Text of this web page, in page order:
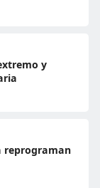
y
reprograman